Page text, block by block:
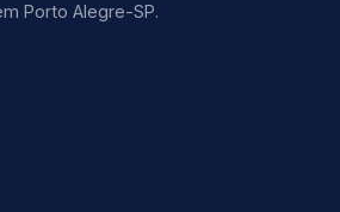
Porto Alegre-SP.